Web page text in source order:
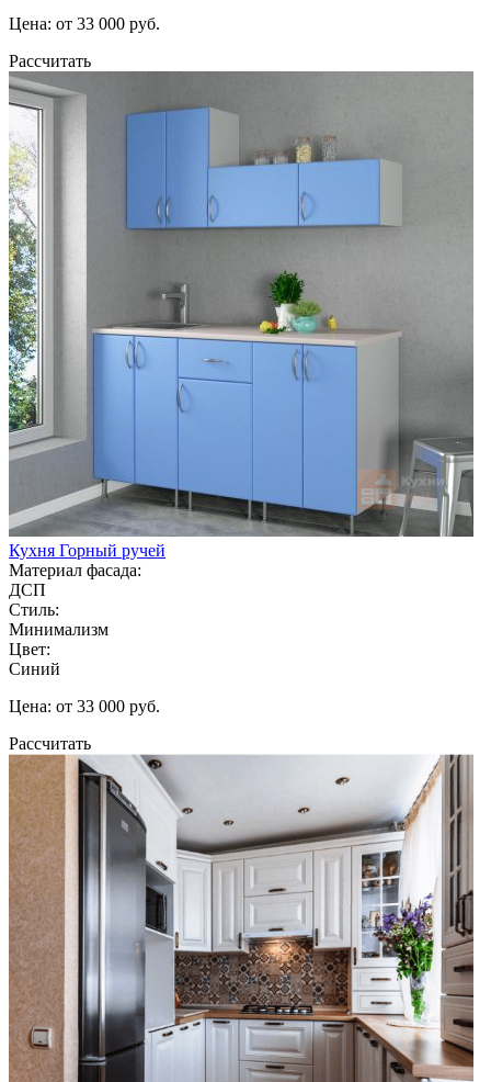
Цена: от 33 000 руб.
Рассчитать
Кухня Горный ручей
Материал фасада:
ДСП
Стиль:
Минимализм
Цвет:
Синий
Цена: от 33 000 руб.
Рассчитать